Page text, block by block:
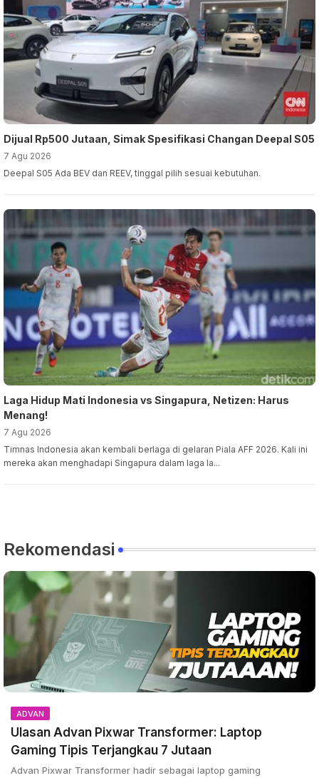
Dijual Rp500 Jutaan, Simak Spesifikasi Changan Deepal S05
7 Agu 2026
Deepal S05 Ada BEV dan REEV, tinggal pilih sesuai kebutuhan.
Laga Hidup Mati Indonesia vs Singapura, Netizen: Harus
Menang!
7 Agu 2026
Timnas Indonesia akan kembali berlaga di gelaran Piala AFF 2026. Kali ini
mereka akan menghadapi Singapura dalam laga la...
Rekomendasi
ADVAN
Ulasan Advan Pixwar Transformer: Laptop
Gaming Tipis Terjangkau 7 Jutaan
Advan Pixwar Transformer hadir sebagai laptop gaming